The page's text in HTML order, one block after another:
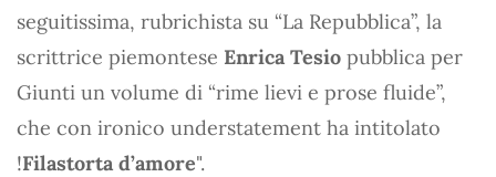
seguitissima, rubrichista su “La Repubblica”, la
scrittrice piemontese Enrica Tesio pubblica per
Giunti un volume di “rime lievi e prose fluide”,
che con ironico understatement ha intitolato
!Filastorta d’amore".